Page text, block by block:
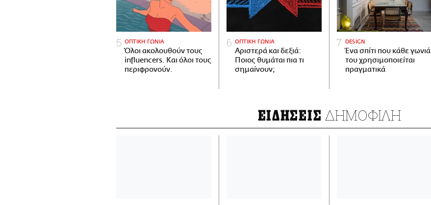
ΟΠΤΙΚΗ ΓΩΝΙΑ
Όλοι ακολουθούν τους
influencers. Και όλοι τους
περιφρονούν.
ΟΠΤΙΚΗ ΓΩΝΙΑ
Αριστερά και δεξιά:
Ποιος θυμάται πια τι
σημαίνουν;
DESIGN
Ένα σπίτι που κάθε γωνιά
του χρησιμοποιείται
πραγματικά
ΕΙΔΗΣΕΙΣ ΔΗΜΟΦΙΛΗ